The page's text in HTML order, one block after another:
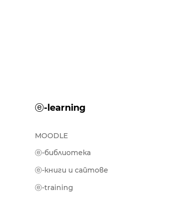
ⓔ-learning
MOODLE
ⓔ-библиотека
ⓔ-книги и сайтове
ⓔ-training